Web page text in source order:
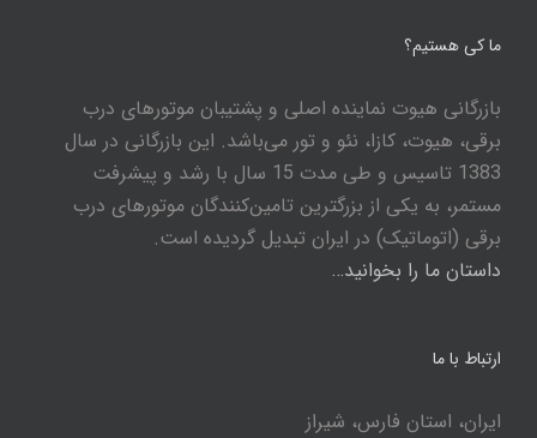
ما کی هستیم؟
بازرگانی هیوت نماینده اصلی و پشتیبان موتورهای درب
برقی، هیوت، کازا، نئو و تور می‌باشد. این بازرگانی در سال
1383 تاسیس و طی مدت 15 سال با رشد و پیشرفت
مستمر، به یکی از بزرگترین تامین‌کنندگان موتورهای درب
برقی (اتوماتیک) در ایران تبدیل گردیده است.
داستان ما را بخوانید…
ارتباط با ما
ایران، استان فارس، شیراز